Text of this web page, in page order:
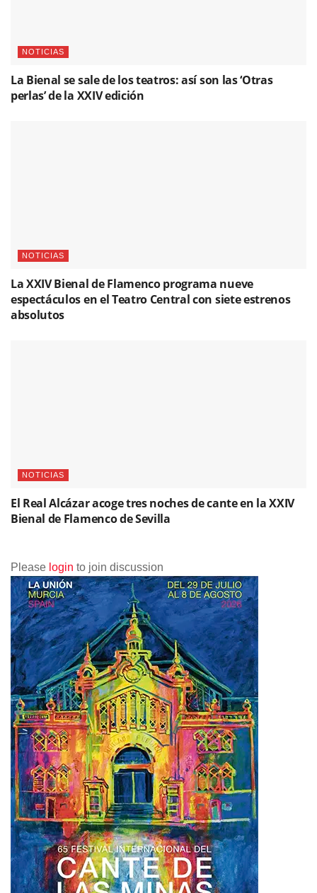
NOTICIAS
La Bienal se sale de los teatros: así son las ‘Otras
perlas’ de la XXIV edición
NOTICIAS
La XXIV Bienal de Flamenco programa nueve
espectáculos en el Teatro Central con siete estrenos
absolutos
NOTICIAS
El Real Alcázar acoge tres noches de cante en la XXIV
Bienal de Flamenco de Sevilla
Please login to join discussion